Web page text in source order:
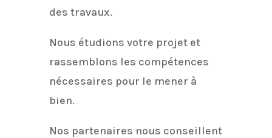
des travaux.
Nous étudions votre projet et
rassemblons les compétences
nécessaires pour le mener à
bien.
Nos partenaires nous conseillent